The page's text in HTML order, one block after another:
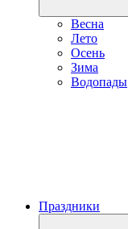
Весна
Лето
Осень
Зима
Водопады
Праздники